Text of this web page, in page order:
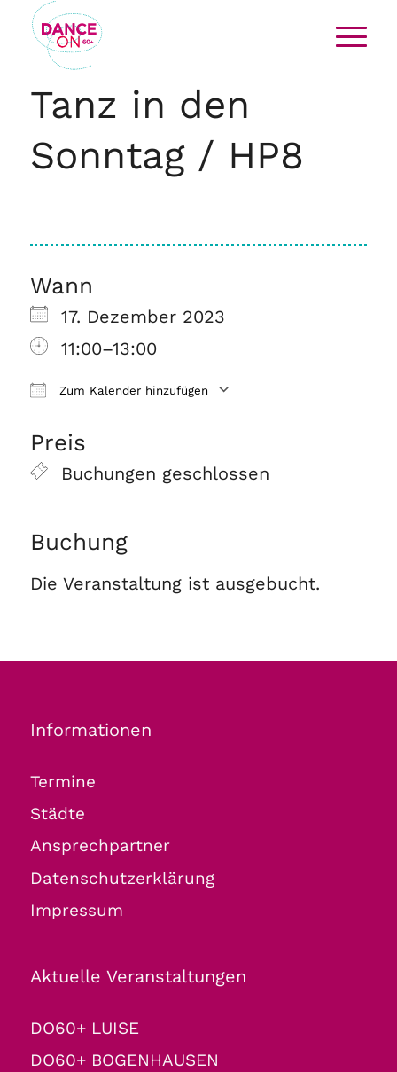
Tanz in den
Sonntag / HP8
Wann
17. Dezember 2023
11:00–13:00
Zum Kalender hinzufügen
Preis
Buchungen geschlossen
Buchung
Die Veranstaltung ist ausgebucht.
Informationen
Termine
Städte
Ansprechpartner
Datenschutzerklärung
Impressum
Aktuelle Veranstaltungen
DO60+ LUISE
DO60+ BOGENHAUSEN